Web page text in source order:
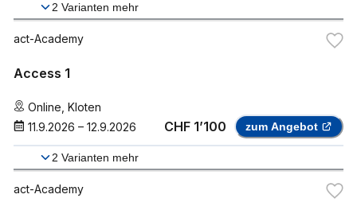
2 Varianten mehr
act-Academy
Access 1
Online Kloten
11.9.2026 – 12.9.2026 CHF 1’100 zum Angebot
2 Varianten mehr
act-Academy